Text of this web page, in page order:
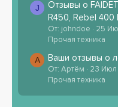
J
Отзывы о
R450, Rebel 400
От: johndoe
25
Прочая техника
А Ваши отзывы о
От: Артём
23 Июл
Прочая техника